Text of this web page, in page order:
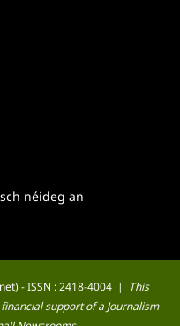
néideg an
- ISSN : 2418-4004 |
This
support of a Journalism